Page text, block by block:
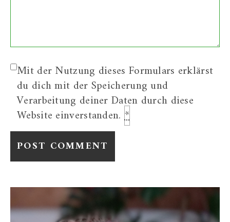
Mit der Nutzung dieses Formulars erklärst
du dich mit der Speicherung und
Verarbeitung deiner Daten durch diese
Website einverstanden. *